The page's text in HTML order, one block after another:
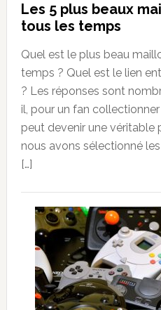
Les 5 plus beaux
tous les temps
Quel est le plus beau
temps ? Quel est le lien
? Les réponses sont
il, pour un fan
peut devenir une véritable
nous avons sélectionné
[…]